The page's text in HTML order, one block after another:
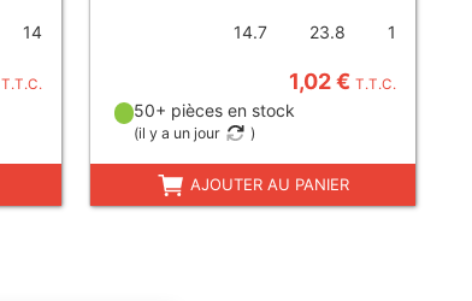
14
T.T.C.
14.7 23.8 1
1,02 € T.T.C.
50+ pièces en stock
(il y a un jour )
AJOUTER AU PANIER